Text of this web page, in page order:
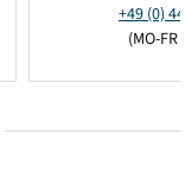
+49 (0)
(MO-